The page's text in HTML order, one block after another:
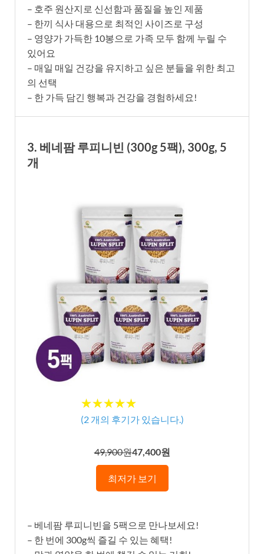
– 호주 원산지로 신선함과 품질을 높인 제품
– 한끼 식사 대용으로 최적인 사이즈로 구성
– 영양가 가득한 10봉으로 가족 모두 함께 누릴 수
있어요
– 매일 매일 건강을 유지하고 싶은 분들을 위한 최고
의 선택
– 한 가득 담긴 행복과 건강을 경험하세요!
3. 베네팜 루피니빈 (300g 5팩), 300g, 5
개
★★★★★
★★★★★
(2개의 후기가 있습니다.)
49,900원47,400원
최저가 보기
– 베네팜 루피니빈을 5팩으로 만나보세요!
– 한 번에 300g씩 즐길 수 있는 혜택!